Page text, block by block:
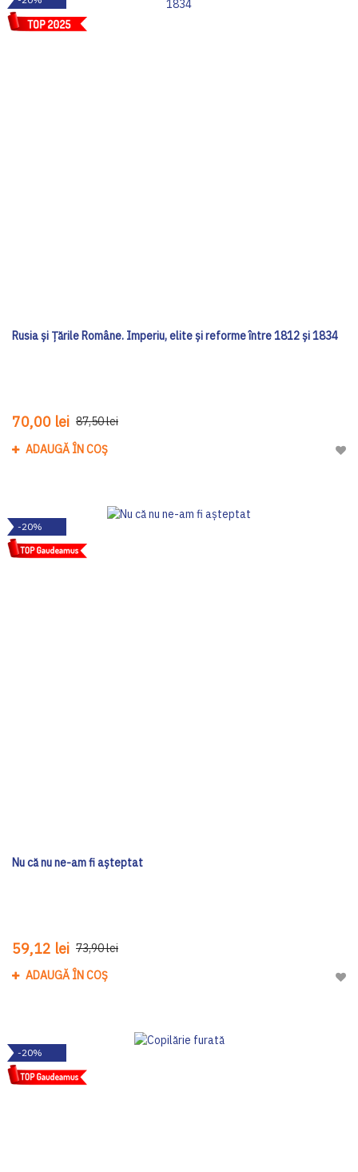
Rusia și Țările Române. Imperiu, elite și reforme între 1812 și 1834
70,00 lei 87,50 lei
ADAUGĂ ÎN COȘ
-20%
Nu că nu ne-am fi așteptat
59,12 lei 73,90 lei
ADAUGĂ ÎN COȘ
-20%